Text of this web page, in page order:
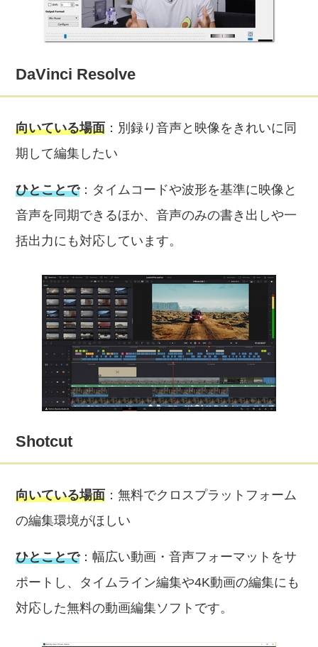
DaVinci Resolve
向いている場面 ：別録り音声と映像をきれいに同
期して編集したい
ひとことで：タイムコードや波形を基準に映像と
音声を同期できるほか、音声のみの書き出しや一
括出力にも対応しています。
Shotcut
向いている場面 ：無料でクロスプラットフォーム
の編集環境がほしい
ひとことで：幅広い動画・音声フォーマットをサ
ポートし、タイムライン編集や4K動画の編集にも
対応した無料の動画編集ソフトです。